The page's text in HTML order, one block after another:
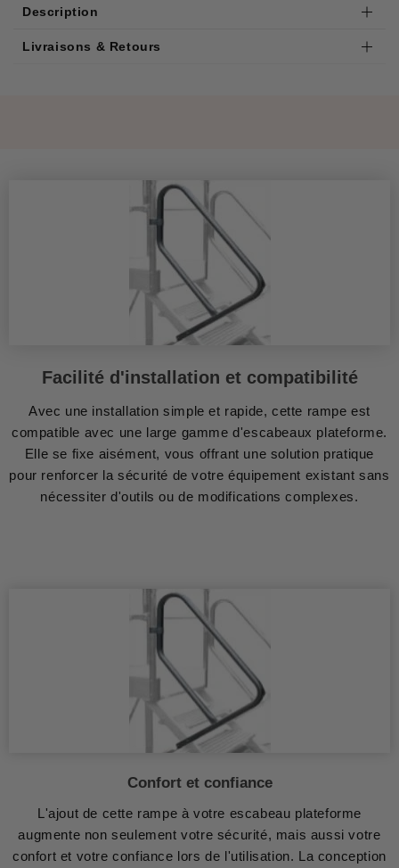
Description
Livraisons & Retours
Facilité d'installation et compatibilité
Avec une installation simple et rapide, cette rampe est
compatible avec une large gamme d'escabeaux plateforme.
Elle se fixe aisément, vous offrant une solution pratique
pour renforcer la sécurité de votre équipement existant sans
nécessiter d'outils ou de modifications complexes.
Confort et confiance
L'ajout de cette rampe à votre escabeau plateforme
augmente non seulement votre sécurité, mais aussi votre
confort et votre confiance lors de l'utilisation. La conception